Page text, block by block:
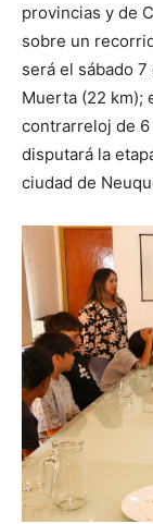
provincias y de
sobre un
será el sábado
Muerta (22 km);
contrarreloj de
disputará la
ciudad de